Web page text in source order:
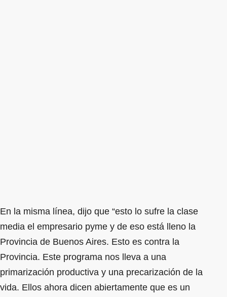
En la misma línea, dijo que “esto lo sufre la clase
media el empresario pyme y de eso está lleno la
Provincia de Buenos Aires. Esto es contra la
Provincia. Este programa nos lleva a una
primarización productiva y una precarización de la
vida. Ellos ahora dicen abiertamente que es un